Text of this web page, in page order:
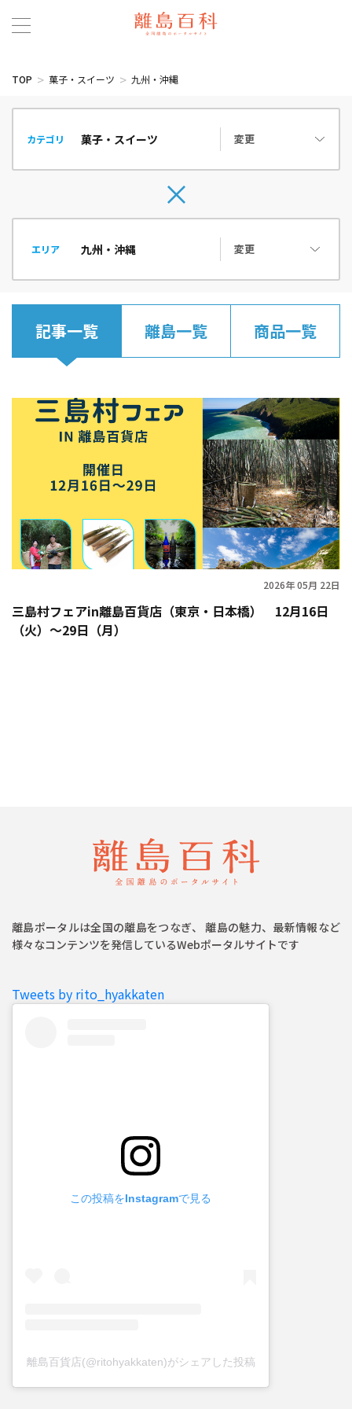
TOP 菓子・スイーツ 九州・沖縄
カテゴリ 変更
エリア 変更
記事一覧 離島一覧 商品一覧
2026年 05月 22日
三島村フェアin離島百貨店（東京・日本橋） 12月16日
（火）〜29日（月）
離島ポータルは全国の離島をつなぎ、 離島の魅力、最新情報など
様々なコンテンツを発信しているWebポータルサイトです
Tweets by rito_hyakkaten
この投稿をInstagramで見る
離島百貨店(@ritohyakkaten)がシェアした投稿